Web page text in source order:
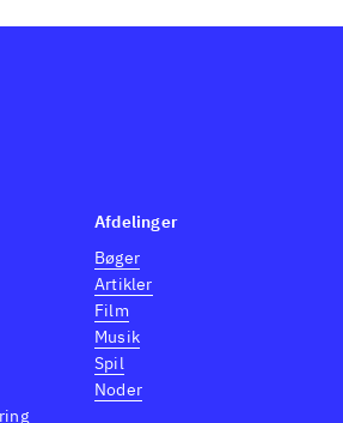
Afdelinger
Bøger
Artikler
Film
Musik
Spil
Noder